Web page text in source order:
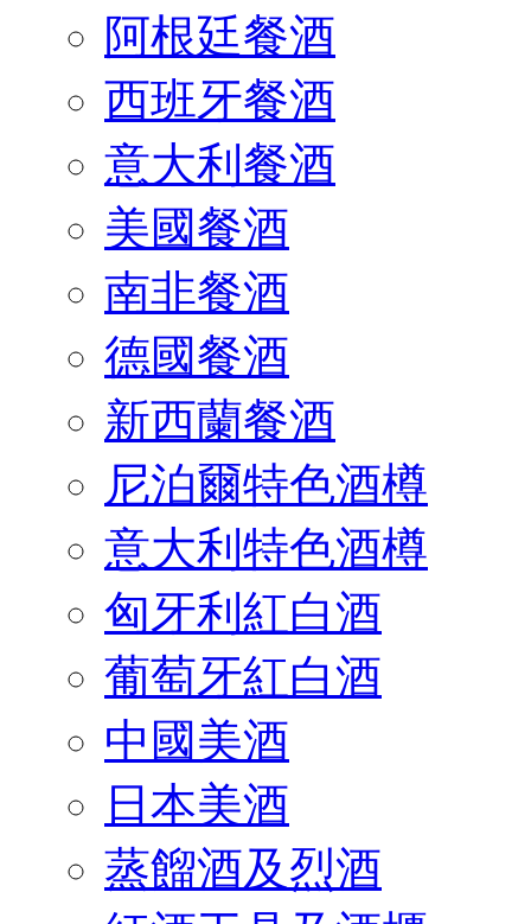
阿根廷餐酒
西班牙餐酒
意大利餐酒
美國餐酒
南非餐酒
德國餐酒
新西蘭餐酒
尼泊爾特色酒樽
意大利特色酒樽
匈牙利紅白酒
葡萄牙紅白酒
中國美酒
日本美酒
蒸餾酒及烈酒